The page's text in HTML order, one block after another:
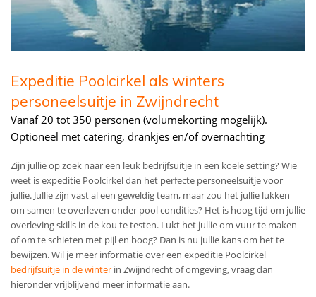
Expeditie Poolcirkel als winters
personeelsuitje in Zwijndrecht
Vanaf 20 tot 350 personen (volumekorting mogelijk).
Optioneel met catering, drankjes en/of overnachting
Zijn jullie op zoek naar een leuk bedrijfsuitje in een koele setting? Wie
weet is expeditie Poolcirkel dan het perfecte personeelsuitje voor
jullie. Jullie zijn vast al een geweldig team, maar zou het jullie lukken
om samen te overleven onder pool condities? Het is hoog tijd om jullie
overleving skills in de kou te testen. Lukt het jullie om vuur te maken
of om te schieten met pijl en boog? Dan is nu jullie kans om het te
bewijzen.Wil je meer informatie over een expeditie Poolcirkel
bedrijfsuitje in de winter in Zwijndrecht of omgeving, vraag dan
hieronder vrijblijvend meer informatie aan.